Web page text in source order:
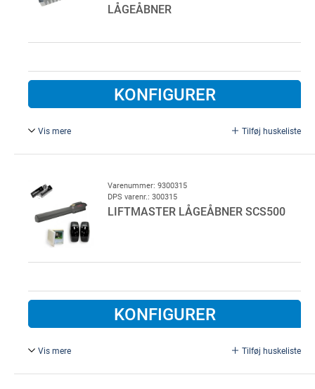
LÅGEÅBNER
KONFIGURER
Vis mere Tilføj huskeliste
Varenummer: 9300315
DPS varenr.: 300315
LIFTMASTER LÅGEÅBNER SCS500
KONFIGURER
Vis mere Tilføj huskeliste